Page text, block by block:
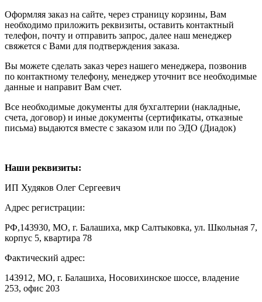
Оформляя заказ на сайте, через страницу корзины, Вам
необходимо приложить реквизиты, оставить контактный
телефон, почту и отправить запрос, далее наш менеджер
свяжется с Вами для подтверждения заказа.
Вы можете сделать заказ через нашего менеджера, позвонив
по контактному телефону, менеджер уточнит все необходимые
данные и направит Вам счет.
Все необходимые документы для бухгалтерии (накладные,
счета, договор) и иные документы (сертификаты, отказные
письма) выдаются вместе с заказом или по ЭДО (Диадок)
Наши реквизиты:
ИП Худяков Олег Сергеевич
Адрес регистрации:
РФ,143930, МО, г. Балашиха, мкр Салтыковка, ул. Школьная 7,
корпус 5, квартира 78
Фактический адрес:
143912, МО, г. Балашиха, Носовихинское шоссе, владение
253, офис 203